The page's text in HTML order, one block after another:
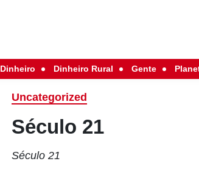
Dinheiro Dinheiro Rural Gente
Uncategorized
Século 21
Século 21